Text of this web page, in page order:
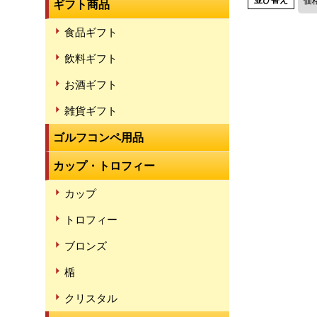
ギフト商品
食品ギフト
飲料ギフト
お酒ギフト
雑貨ギフト
ゴルフコンペ用品
カップ・トロフィー
カップ
トロフィー
ブロンズ
楯
クリスタル